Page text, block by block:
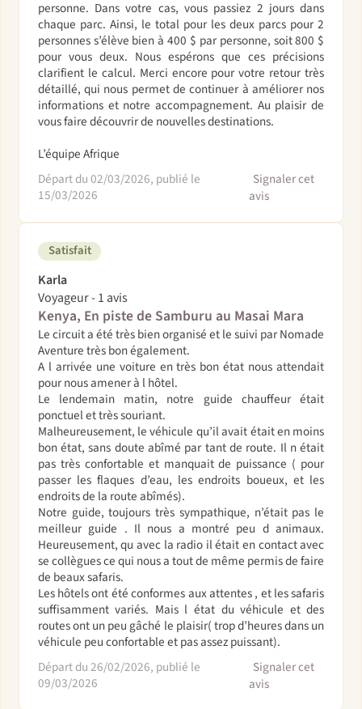
personne. Dans votre cas, vous passiez 2 jours dans
chaque parc. Ainsi, le total pour les deux parcs pour 2
personnes s’élève bien à 400 $ par personne, soit 800 $
pour vous deux. Nous espérons que ces précisions
clarifient le calcul. Merci encore pour votre retour très
détaillé, qui nous permet de continuer à améliorer nos
informations et notre accompagnement. Au plaisir de
vous faire découvrir de nouvelles destinations.
L’équipe Afrique
Départ du 02/03/2026, publié le
15/03/2026
Signaler cet
avis
Satisfait
Karla
Voyageur - 1 avis
Kenya, En piste de Samburu au Masai Mara
Le circuit a été très bien organisé et le suivi par Nomade
Aventure très bon également.
A l arrivée une voiture en très bon état nous attendait
pour nous amener à l hôtel.
Le lendemain matin, notre guide chauffeur était
ponctuel et très souriant.
Malheureusement, le véhicule qu’il avait était en moins
bon état, sans doute abîmé par tant de route. Il n était
pas très confortable et manquait de puissance ( pour
passer les flaques d’eau, les endroits boueux, et les
endroits de la route abîmés).
Notre guide, toujours très sympathique, n’était pas le
meilleur guide . Il nous a montré peu d animaux.
Heureusement, qu avec la radio il était en contact avec
se collègues ce qui nous a tout de même permis de faire
de beaux safaris.
Les hôtels ont été conformes aux attentes , et les safaris
suffisamment variés. Mais l état du véhicule et des
routes ont un peu gâché le plaisir( trop d’heures dans un
véhicule peu confortable et pas assez puissant).
Départ du 26/02/2026, publié le
09/03/2026
Signaler cet
avis